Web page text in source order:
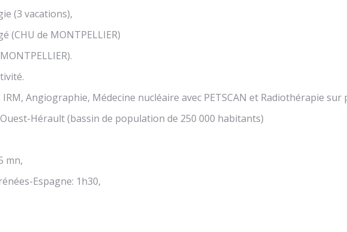
(3 vacations),
(CHU de MONTPELLIER)
Angiographie, Médecine nucléaire avec PETSCAN et Radiothérapie sur
Hérault (bassin de population de 250 000 habitants)
mn,
Espagne: 1h30,